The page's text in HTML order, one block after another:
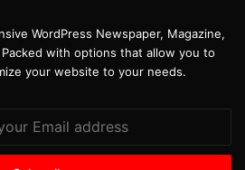
WordPress Newspaper, Magazine,
with options that allow you to
your website to your needs.